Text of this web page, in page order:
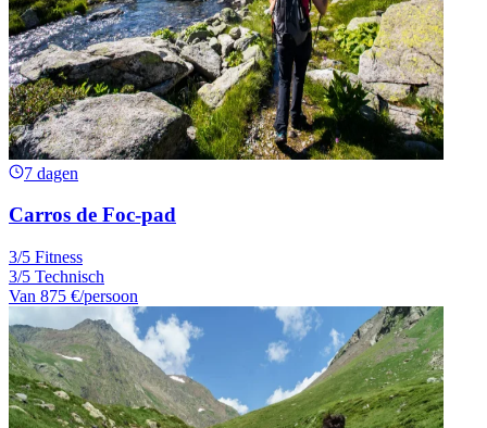
7 dagen
Carros de Foc-pad
3/5 Fitness
3/5 Technisch
Van 875 €/persoon